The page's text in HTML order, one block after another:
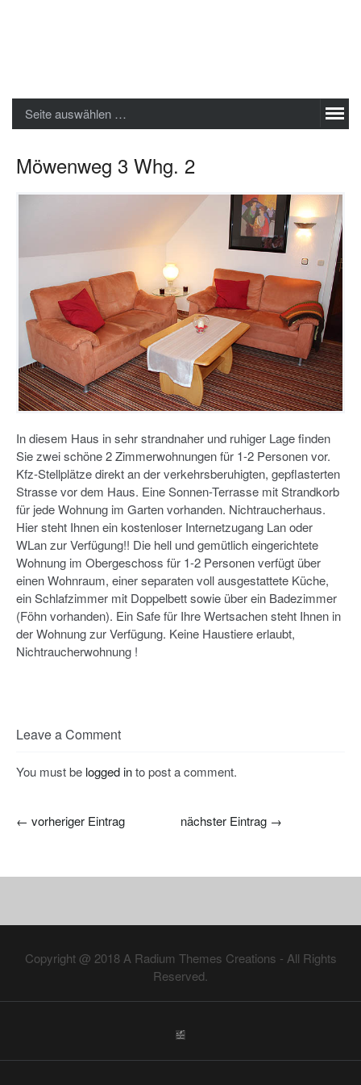
Seite auswählen …
Möwenweg 3 Whg. 2
In diesem Haus in sehr strandnaher und ruhiger Lage finden
Sie zwei schöne 2 Zimmerwohnungen für 1-2 Personen vor.
Kfz-Stellplätze direkt an der verkehrsberuhigten, gepflasterten
Strasse vor dem Haus. Eine Sonnen-Terrasse mit Strandkorb
für jede Wohnung im Garten vorhanden. Nichtraucherhaus.
Hier steht Ihnen ein kostenloser Internetzugang Lan oder
WLan zur Verfügung!! Die hell und gemütlich eingerichtete
Wohnung im Obergeschoss für 1-2 Personen verfügt über
einen Wohnraum, einer separaten voll ausgestattete Küche,
ein Schlafzimmer mit Doppelbett sowie über ein Badezimmer
(Föhn vorhanden). Ein Safe für Ihre Wertsachen steht Ihnen in
der Wohnung zur Verfügung. Keine Haustiere erlaubt,
Nichtraucherwohnung !
Leave a Comment
You must be logged into post a comment.
← vorheriger Eintrag nächster Eintrag →
Copyright @ 2018A Radium Themes Creations - All Rights
Reserved.